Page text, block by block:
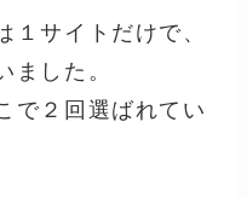
１サイトだけで、
ました。
で２回選ばれてい